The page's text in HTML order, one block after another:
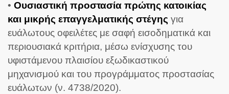
• Ουσιαστική προστασία πρώτης κατοικίας
και μικρής επαγγελματικής στέγης για
ευάλωτους οφειλέτες με σαφή εισοδηματικά και
περιουσιακά κριτήρια, μέσω ενίσχυσης του
υφιστάμενου πλαισίου εξωδικαστικού
μηχανισμού και του προγράμματος προστασίας
ευάλωτων (ν. 4738/2020).